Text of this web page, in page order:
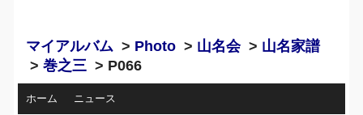
マイアルバム > Photo > 山名会> 山名家譜
>巻之三 > P066
ホーム ニュース